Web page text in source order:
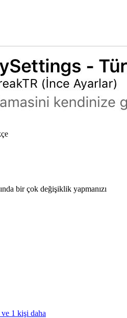
bir çok değişiklik yapmanızı
ve 1 kişi daha